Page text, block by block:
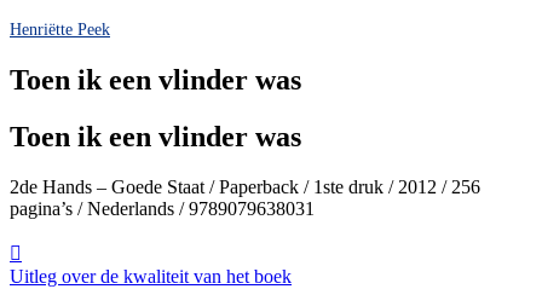
Henriëtte Peek
Toen ik een vlinder was
Toen ik een vlinder was
2de Hands – Goede Staat / Paperback / 1ste druk / 2012 / 256
pagina’s / Nederlands / 9789079638031
Uitleg over de kwaliteit van het boek